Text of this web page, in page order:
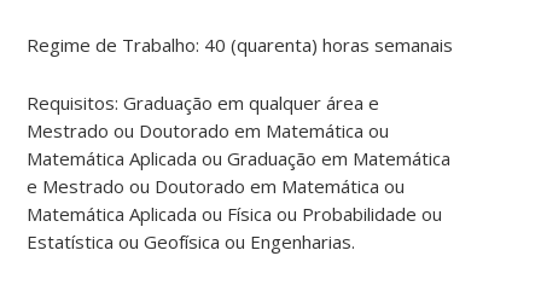
Regime de Trabalho: 40 (quarenta) horas semanais
Requisitos: Graduação em qualquer área e
Mestrado ou Doutorado em Matemática ou
Matemática Aplicada ou Graduação em Matemática
e Mestrado ou Doutorado em Matemática ou
Matemática Aplicada ou Física ou Probabilidade ou
Estatística ou Geofísica ou Engenharias.